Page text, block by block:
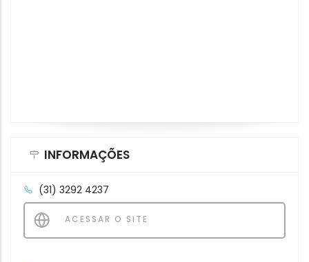
INFORMAÇÕES
(31) 3292 4237
ACESSAR O SITE